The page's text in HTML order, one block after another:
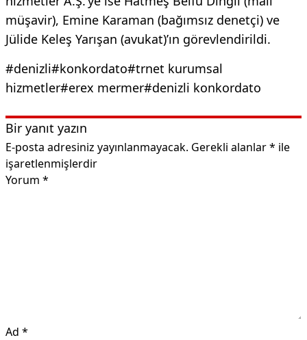
müşavir), Emine Karaman (bağımsız denetçi) ve
Jülide Keleş Yarışan (avukat)’ın görevlendirildi.
#denizli#konkordato#trnet kurumsal
hizmetler#erex mermer#denizli konkordato
Bir yanıt yazın
E-posta adresiniz yayınlanmayacak. Gerekli alanlar* ile
işaretlenmişlerdir
Yorum *
Ad *